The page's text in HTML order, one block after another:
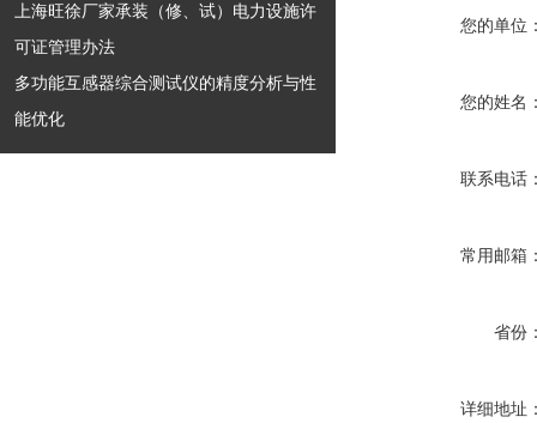
上海旺徐厂家承装（修、试）电力设施许
可证管理办法
多功能互感器综合测试仪的精度分析与性
能优化
您的单位
您的姓名
联系电话
常用邮箱
省份
详细地址